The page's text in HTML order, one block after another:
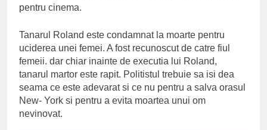
pentru cinema.
Tanarul Roland este condamnat la moarte pentru
uciderea unei femei. A fost recunoscut de catre fiul
femeii. dar chiar inainte de executia lui Roland,
tanarul martor este rapit. Politistul trebuie sa isi dea
seama ce este adevarat si ce nu pentru a salva orasul
New- York si pentru a evita moartea unui om
nevinovat.